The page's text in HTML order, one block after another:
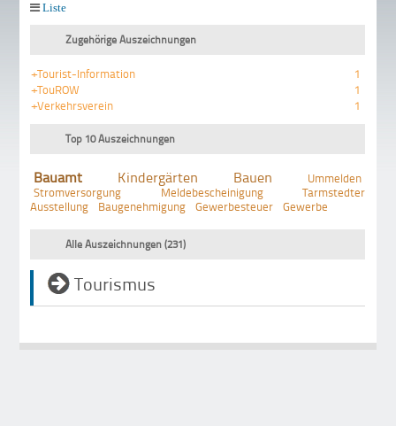
Liste
Zugehörige Auszeichnungen
+Tourist-Information
1
+TouROW
1
+Verkehrsverein
1
Top 10 Auszeichnungen
Bauamt Kindergärten Bauen
Ummelden
Stromversorgung
Meldebescheinigung
Tarmstedter
Ausstellung
Baugenehmigung Gewerbesteuer Gewerbe
Alle Auszeichnungen (231)
Tourismus